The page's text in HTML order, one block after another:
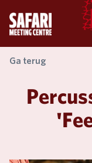
Ga terug